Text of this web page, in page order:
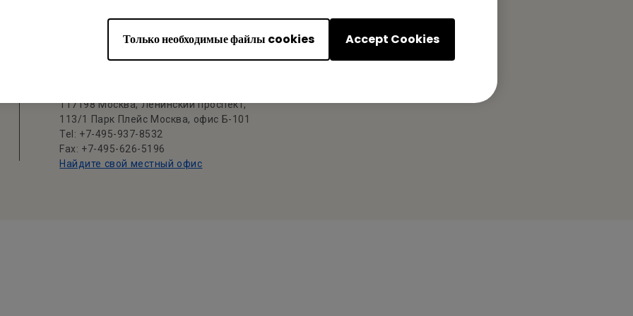
Только необходимые файлы cookies Accept Cookies
Офис BenQ
117198 Москва, Ленинский проспект,
113/1 Парк Плейс Москва, офис Б-101
Tel: +7-495-937-8532
Fax: +7-495-626-5196
Найдите свой местный офис